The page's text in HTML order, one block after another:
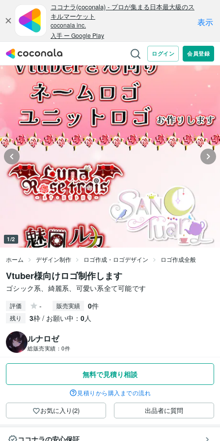
1/2
ホーム デザイン制作 ロゴ作成・ロゴデザイン ロゴ作成全般
Vtuber様向けロゴ制作します
ゴシック系、綺麗系、可愛い系全て可能です
評価 - 販売実績 0件
残り 3枠 / お願い中： 0人
ルナロゼ
総販売実績： 0件
無料で見積り相談
見積りから購入までの流れ
お気に入り(2) 出品者に質問